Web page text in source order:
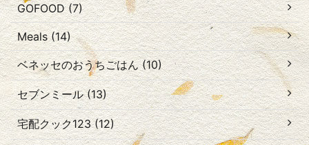
GOFOOD (7)
Meals (14)
ベネッセのおうちごはん (10)
セブンミール (13)
宅配クック123 (12)